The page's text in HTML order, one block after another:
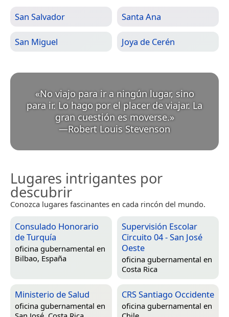
San Salvador Santa Ana
San Miguel Joya de Cerén
«No viajo para ir a ningún lugar, sino
para ir. Lo hago por el placer de viajar. La
gran cuestión es moverse. »
—Robert Louis Stevenson
Lugares intrigantes por
descubrir
Conozca lugares fascinantes en cada rincón del mundo.
Consulado Honorario
de Turquía
oficina gubernamental en
Bilbao, España
Supervisión Escolar
Circuito 04 - San José
Oeste
oficina gubernamental en
Costa Rica
Ministerio de Salud
oficina gubernamental en
CRS Santiago Occidente
oficina gubernamental en